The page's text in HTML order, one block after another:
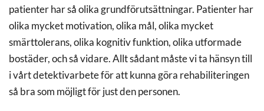
patienter har så olika grundförutsättningar. Patienter har
olika mycket motivation, olika mål, olika mycket
smärttolerans, olika kognitiv funktion, olika utformade
bostäder, och så vidare. Allt sådant måste vi ta hänsyn till
i vårt detektivarbete för att kunna göra rehabiliteringen
så bra som möjligt för just den personen.